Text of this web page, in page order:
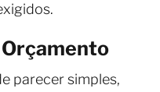
parecer simples,